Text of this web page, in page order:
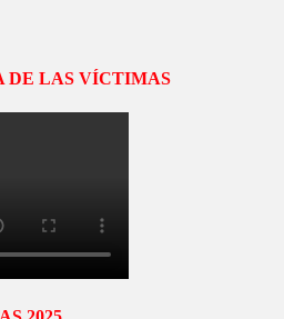
DE LAS VÍCTIMAS